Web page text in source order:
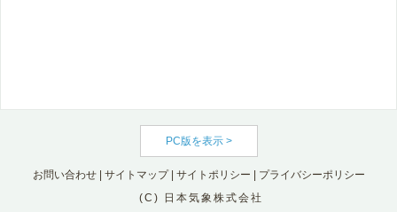
PC版を表示 >
お問い合わせ| サイトマップ| サイトポリシー
プライバシーポリシー
(C) 日本気象株式会社